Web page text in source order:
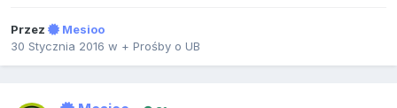
Przez
Mesioo
30 Stycznia 2016 w + Prośby o UB